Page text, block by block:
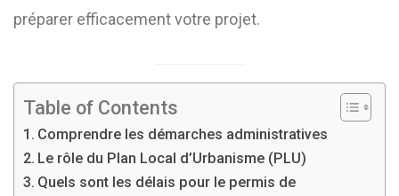
préparer efficacement votre projet.
Table of Contents
Comprendre les démarches administratives
Le rôle du Plan Local d’Urbanisme (PLU)
Quels sont les délais pour le permis de